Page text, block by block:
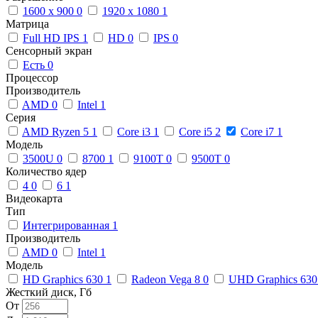
1600 x 900 0 1920 x 1080 1
Матрица
Full HD IPS 1 HD 0 IPS 0
Сенсорный экран
Есть 0
Процессор
Производитель
AMD 0 Intel 1
Серия
AMD Ryzen 5 1 Core i3 1 Core i5 2 Core i7 1
Модель
3500U 0 8700 1 9100T 0 9500T 0
Количество ядер
4 0 6 1
Видеокарта
Тип
Интегрированная 1
Производитель
AMD 0 Intel 1
Модель
HD Graphics 630 1 Radeon Vega 8 0
UHD Graphics
Жесткий диск, Гб
От